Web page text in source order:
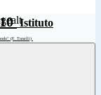
Istituto
(F. Tonelli)